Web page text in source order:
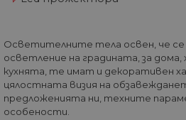
Осветителните тела освен, че се
осветление на градината, за дома,
кухнята, те имат и декоративен
цялостната визия на
предложенията ни, техните
особености.